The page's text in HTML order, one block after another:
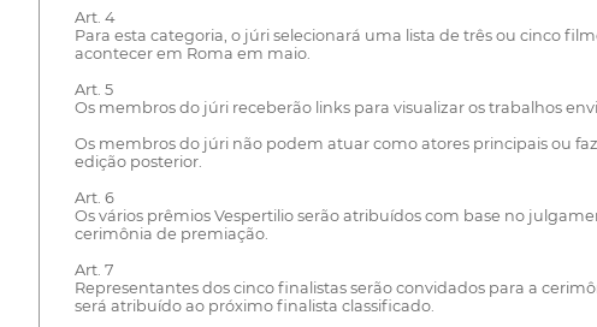
Art. 4
Para esta categoria, o júri selecionará uma lista de três ou cinco
acontecer em Roma em maio.
Art. 5
Os membros do júri receberão links para visualizar os trabalhos
Os membros do júri não podem atuar como atores principais ou
edição posterior.
Art. 6
Os vários prêmios Vespertilio serão atribuídos com base no
cerimônia de premiação.
Art. 7
Representantes dos cinco finalistas serão convidados para a
será atribuído ao próximo finalista classificado.